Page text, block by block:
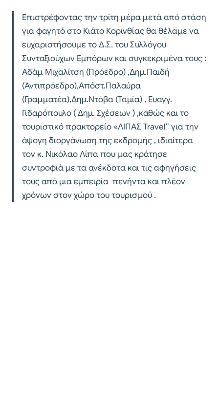
Επιστρέφοντας την τρίτη μέρα μετά από στάση
για φαγητό στο Κιάτο Κορινθίας θα θέλαμε να
ευχαριστήσουμε το Δ.Σ. του Συλλόγου
Συνταξιούχων Εμπόρων και συγκεκριμένα τους :
Αδάμ Μιχαλίτση (Πρόεδρο) ,Δημ.Παιδή
(Αντιπρόεδρο),Απόστ.Παλαύρα
(Γραμματέα),Δημ.Ντόβα (Ταμία) , Ευαγγ.
Γιδαρόπουλο ( Δημ. Σχέσεων ) ,καθώς και το
τουριστικό πρακτορείο «ΛΙΠΑΣ Travel” για την
άψογη διοργάνωση της εκδρομής , ιδιαίτερα
τον κ. Νικόλαο Λίπα που μας κράτησε
συντροφιά με τα ανέκδοτα και τις αφηγήσεις
τους από μια εμπειρία πενήντα και πλέον
χρόνων στον χώρο του τουρισμού .